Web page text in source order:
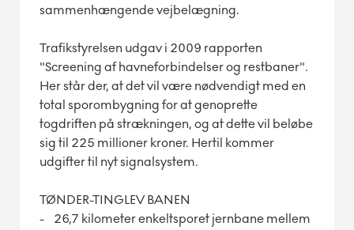
sammenhængende vejbelægning.
Trafikstyrelsen udgav i 2009 rapporten
"Screening af havneforbindelser og restbaner".
Her står der, at det vil være nødvendigt med en
total sporombygning for at genoprette
togdriften på strækningen, og at dette vil beløbe
sig til 225 millioner kroner. Hertil kommer
udgifter til nyt signalsystem.
TØNDER-TINGLEV BANEN
- 26,7 kilometer enkeltsporet jernbane mellem